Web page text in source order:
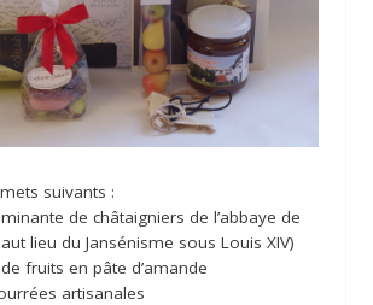
suivants :
de châtaigniers de l’abbaye de
lieu du Jansénisme sous Louis XIV)
fruits en pâte d’amande
artisanales